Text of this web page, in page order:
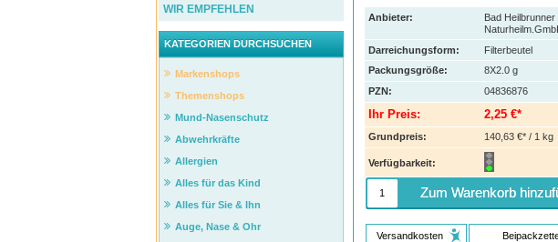
Anbieter:
Bad Heilbrunner
Darreichungsform:
Filterbeutel
Packungsgröße:
8X2.0 g
PZN: 04836876
Ihr Preis: 2,25 €*
Grundpreis: 140,63 €* / 1 kg
Verfügbarkeit:
Zum Warenkorb
Versandkosten
WIR EMPFEHLEN
KATEGORIEN DURCHSUCHEN
Markenshops
Themenshops
Mund-Nasenschutz
Abwehrkräfte
Allergien
Alles für das Kind
Alles für Sie & Ihn
Auge, Nase & Ohr